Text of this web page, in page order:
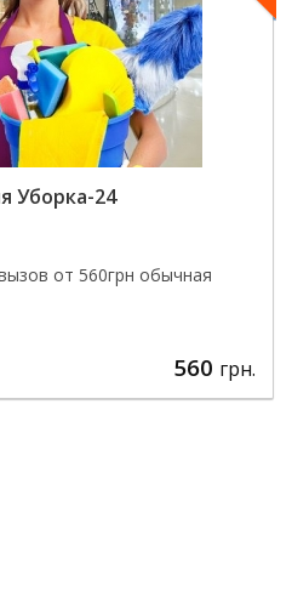
Уборка-24
от 560грн обычная
560 грн.